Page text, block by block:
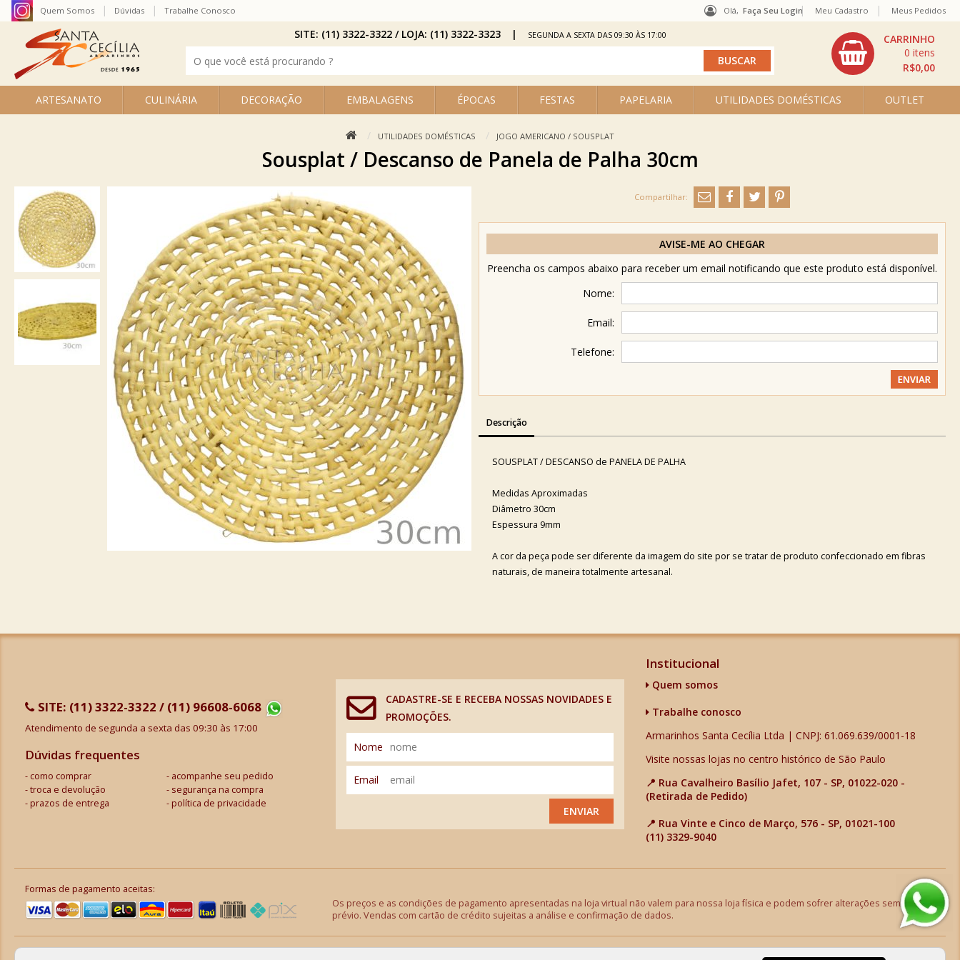
Olá, Faça Seu Login
ARTESANATO CULINÁRIA DECORAÇÃO EMBALAGENS ÉPOCAS FESTAS PAPELARIA UTILIDADES DOMÉSTICAS OUTLET
R$0,00
0
Quem Somos Dúvidas Trabalhe Conosco Meu Cadastro Meus Pedidos
SITE: (11) 3322-3322 / LOJA: (11) 3322-3323 SEGUNDA A SEXTA DAS 09:30 ÀS 17:00
UTILIDADES DOMÉSTICAS JOGO AMERICANO / SOUSPLAT
Sousplat / Descanso de Panela de Palha 30cm
AVISE-ME AO CHEGAR
Preencha os campos abaixo para receber um email notificando que este produto está disponível.
Nome:
Email:
Telefone:
Descrição
SOUSPLAT / DESCANSO de PANELA DE PALHA
Medidas Aproximadas
Diâmetro 30cm
Espessura 9mm
A cor da peça pode ser diferente da imagem do site por se tratar de produto confeccionado em fibras
naturais, de maneira totalmente artesanal.
SITE: (11) 3322-3322 / (11) 96608-6068
Atendimento de segunda a sexta das 09:30 às 17:00
Dúvidas frequentes
como comprar
acompanhe seu pedido
troca e devolução
segurança na compra
prazos de entrega
política de privacidade
CADASTRE-SE E RECEBA NOSSAS NOVIDADES E
PROMOÇÕES.
Nome
Email
ENVIAR
Institucional
Quem somos
Trabalhe conosco
Armarinhos Santa Cecília Ltda | CNPJ: 61.069.639/0001-18
Visite nossas lojas no centro histórico de São Paulo
📍 Rua Cavalheiro Basílio Jafet, 107 - SP, 01022-020 -
(Retirada de Pedido)
📍 Rua Vinte e Cinco de Março, 576 - SP, 01021-100
(11) 3329-9040
Formas de pagamento aceitas:
Os preços e as condições de pagamento apresentadas na loja virtual não valem para nossa loja física e podem sofrer alterações sem aviso
prévio. Vendas com cartão de crédito sujeitas a análise e confirmação de dados.